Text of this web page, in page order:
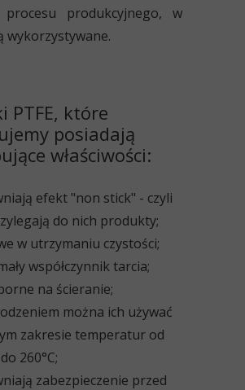
PTFE, które
posiadają
właściwości:
efekt "non stick" - czyli
do nich produkty;
w utrzymaniu czystości;
współczynnik tarcia;
na ścieranie;
można ich używać
zakresie temperatur od
260°C;
zabezpieczenie przed
procesu produkcyjnego, w
wykorzystywane.